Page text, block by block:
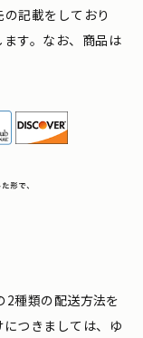
記載をしており
す。なお、商品は
2種類の配送方法を
つきましては、ゆ